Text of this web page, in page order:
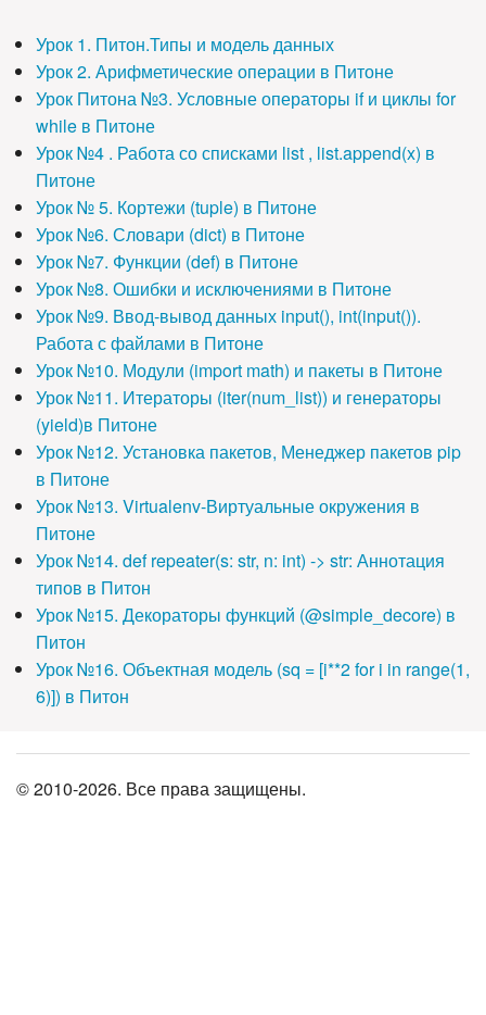
Урок 1. Питон.Типы и модель данных
Урок 2. Арифметические операции в Питоне
Урок Питона №3. Условные операторы if и циклы for
while в Питоне
Урок №4 . Работа со списками list , list.append(x) в
Питоне
Урок № 5. Кортежи (tuple) в Питоне
Урок №6. Словари (dict) в Питоне
Урок №7. Функции (def) в Питоне
Урок №8. Ошибки и исключениями в Питоне
Урок №9. Ввод-вывод данных input(), int(input()).
Работа с файлами в Питоне
Урок №10. Модули (import math) и пакеты в Питоне
Урок №11. Итераторы (iter(num_list)) и генераторы
(yield)в Питоне
Урок №12. Установка пакетов, Менеджер пакетов pip
в Питоне
Урок №13. Virtualenv-Виртуальные окружения в
Питоне
Урок №14. def repeater(s: str, n: int) -> str: Аннотация
типов в Питон
Урок №15. Декораторы функций (@simple_decore) в
Питон
Урок №16. Объектная модель (sq = [i**2 for i in range(1,
6)]) в Питон
© 2010-2026. Все права защищены.